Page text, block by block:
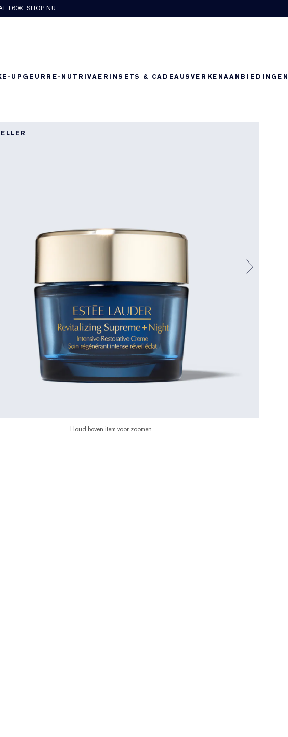
160€.SHOP NU
UP GEUR RE-NUTRIVAERINSETS & CADEAUSVERKENAANBIEDINGEN
Houd boven item voor zoomen